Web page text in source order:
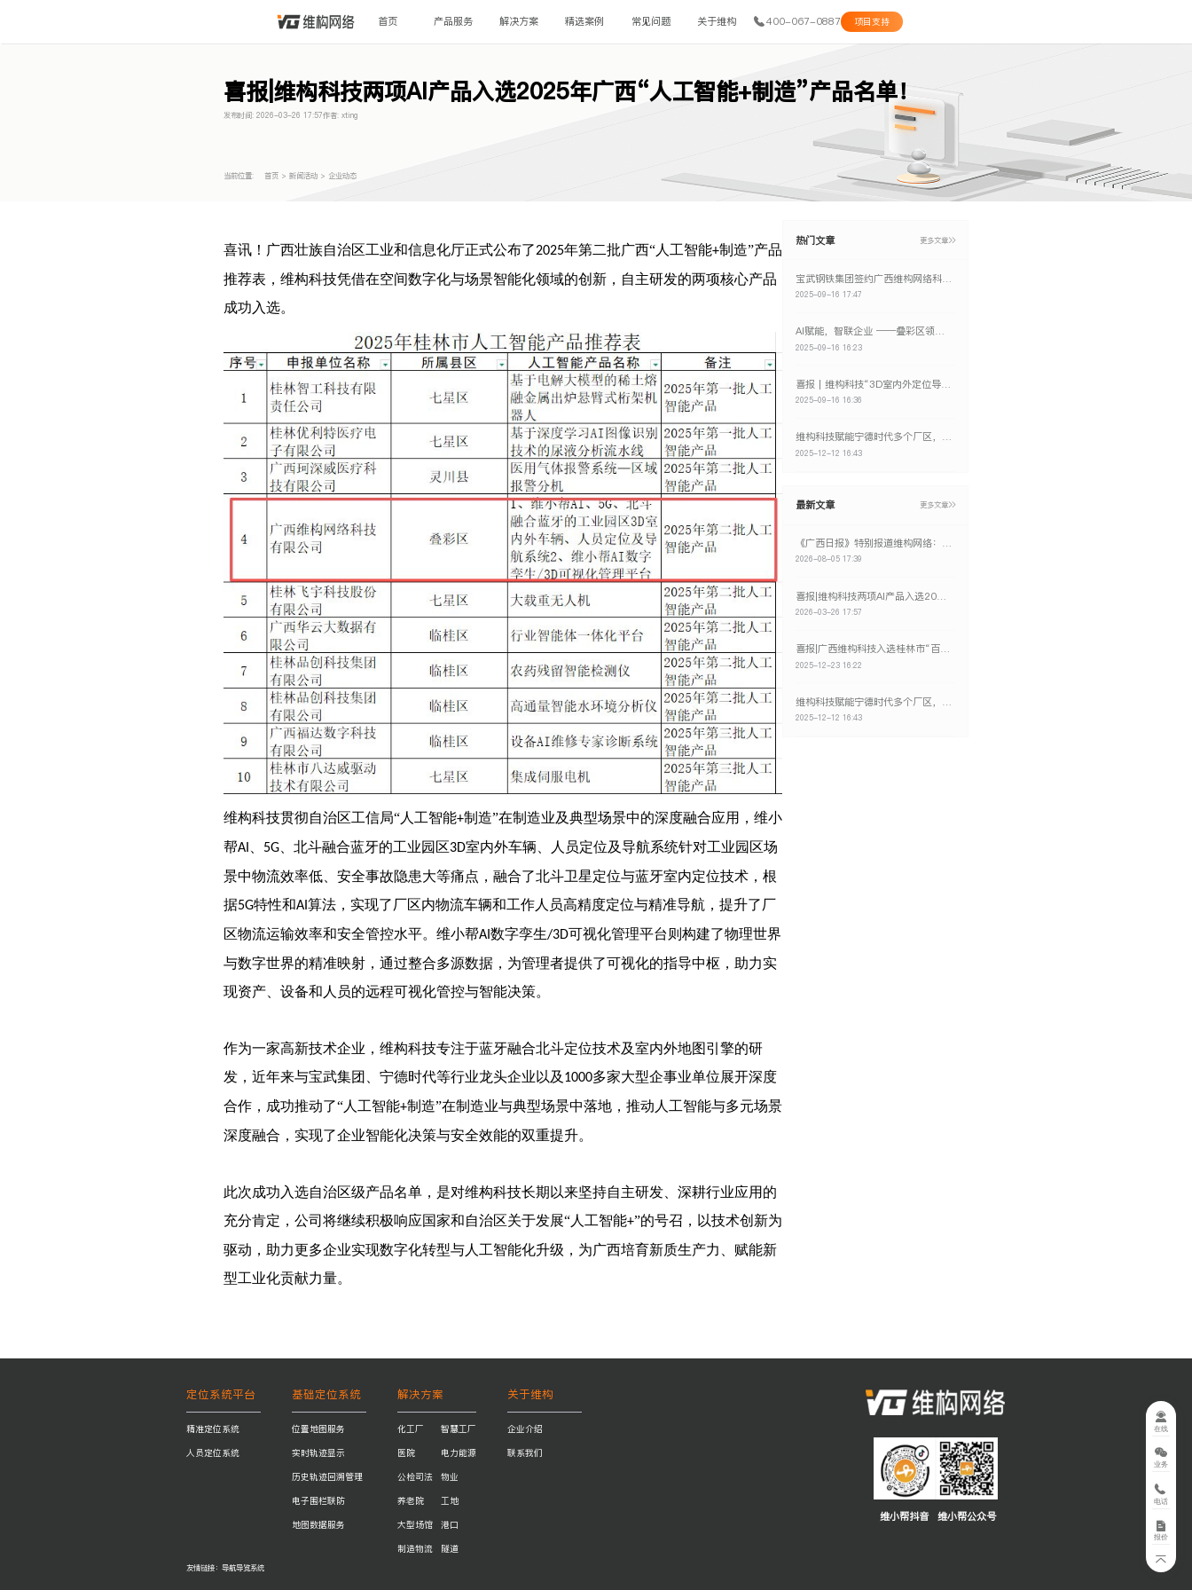
首页 产品服务 解决方案 精选案例 常见问题 关于维构 400-067-0887 项目支持
喜报|维构科技两项AI产品入选2025年广西“人工智能+制造”产品名单！
发布时间: 2026-03-26 17:57作者: xting
当前位置: 首页 > 新闻活动 > 企业动态
喜讯！广西壮族自治区工业和信息化厅正式公布了2025年第二批广西“人工智能+制造”产品
推荐表，维构科技凭借在空间数字化与场景智能化领域的创 新，自主研发的两项核心产品
成功入选。
维构科技贯彻自治区工信局“人工智能+制造”在制造业及典型场景中的深度融合应用，维小
帮AI 5G 、北斗融合蓝牙的工业园区3D室内外车辆、人员定位及导航系统针对工业园区场
景中物流效率低、安全事故隐患大等痛点，融合了北斗卫星定位与蓝牙室内定位技术，根
据5G特性和AI 算法，实现了厂区内物流车辆和工作人员高精度定位与精准导航，提升了厂
区物流运输效率和安全管控水平。 维小帮AI 数字孪生/3D可视化管理平台 则构建了物理世界
与数字世界的精准映射，通过整合多源数据，为管理者提供了可视化的指导中枢，助力实
现资产、设备和人员的远程可视化管控与智能决策。
作为一家高新技术企业，维构科技专注于蓝牙融合北斗定位技术及室内外地图引擎的研
发，近年来与宝武集团、宁德时代等行业龙头企业以及 1000多家大型企事业单位展开深度
合作，成功推动了“人工智能+制造”在制造业与典型场景中落地，推动人工智能与多元场景
深度融合，实现了企业智能化决策与安全效能的双重提升。
此次成功入选自治区级产品名单，是对维构科技长期以来坚持自主研发、深耕行业应用的
充分肯定，公司将继续积极响应国家和自治区关于发展“人工智能+”的号召，以技术创新为
驱动，助力更多企业实现数字化转型与人工智能化升级，为广西培育新质生产力、赋能新
型工业化贡献力量。
热门文章 更多文章
宝武钢铁集团签约广西维构网络科技有限公司 车辆定位产品赋能工业数字化转型新突破
2025-09-16 17:47
AI赋能，智联企业 ——叠彩区领导莅临维构网络参观指导
2025-09-16 16:23
喜报 | 维构科技“3D室内外定位导航系统V1.0”入选2025年自治区工业振兴资金拟支持软件和信息技术服务业项目
2025-09-16 16:36
维构科技赋能宁德时代多个厂区，打造数字化升级新标杆
2025-12-12 16:43
最新文章 更多文章
《广西日报》特别报道维构网络：广西AI在印尼当“向导”
2026-08-05 17:39
喜报|维构科技两项AI产品入选2025年广西“人工智能+制造”产品名单！
2026-03-26 17:57
喜报|广西维构科技入选桂林市“百名博士进百企” 培育库名单
2025-12-23 16:22
维构科技赋能宁德时代多个厂区，打造数字化升级新标杆
2025-12-12 16:43
定位系统平台
精准定位系统
人员定位系统
基础定位系统
位置地图服务
实时轨迹显示
历史轨迹回溯管理
电子围栏联防
地图数据服务
解决方案
化工厂
医院
公检司法
养老院
大型场馆
制造物流
智慧工厂
电力能源
物业
工地
港口
隧道
关于维构
企业介绍
联系我们
维小帮抖音 维小帮公众号
友情链接： 导航导览系统
在线
业务
电话
报价